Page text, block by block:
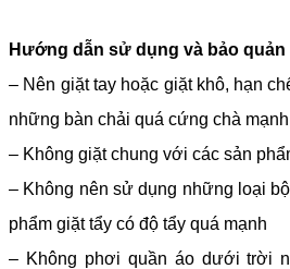
Hướng dẫn sử dụng và bảo quản
– Nên giặt tay hoặc giặt khô, hạn
những bàn chải quá cứng chà mạnh
– Không giặt chung với các sản
– Không nên sử dụng những loại
phẩm giặt tẩy có độ tẩy quá mạnh
– Không phơi quần áo dưới trời